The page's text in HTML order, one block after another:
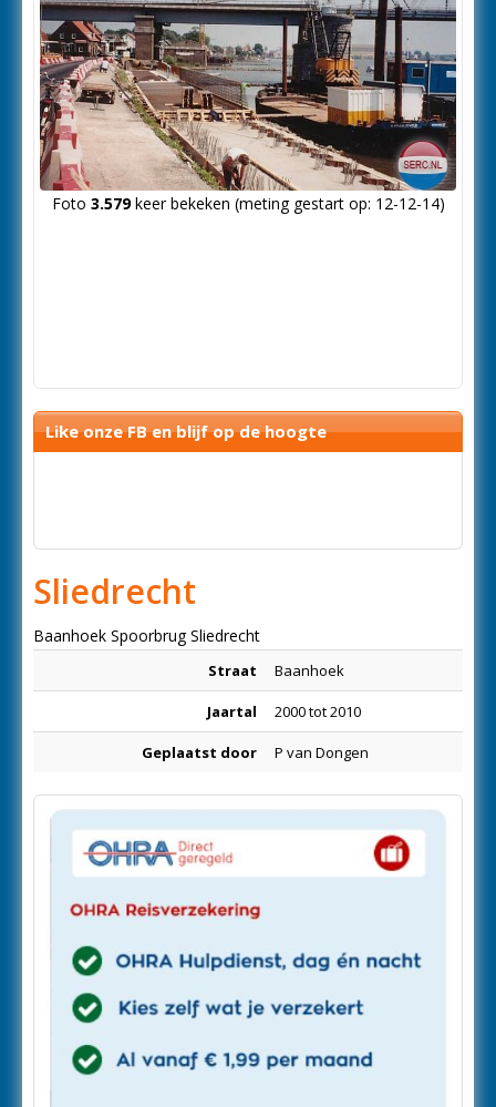
Foto 3.579keer bekeken (meting gestart op: 12-12-14)
Like onze FB en blijf op de hoogte
Sliedrecht
Baanhoek Spoorbrug Sliedrecht
Straat Baanhoek
Jaartal 2000 tot 2010
Geplaatst door P van Dongen